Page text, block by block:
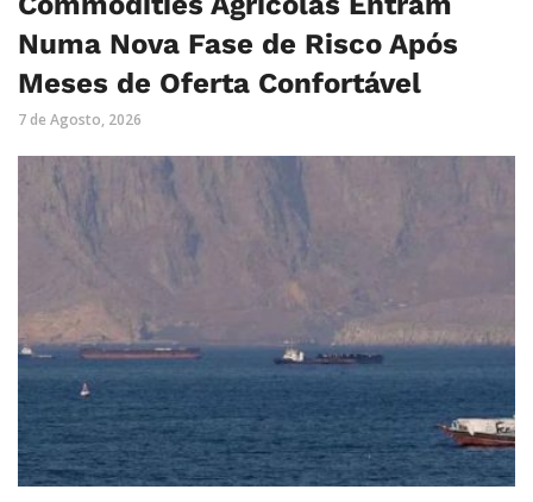
Numa Nova Fase de Risco Após
Meses de Oferta Confortável
7 de Agosto, 2026